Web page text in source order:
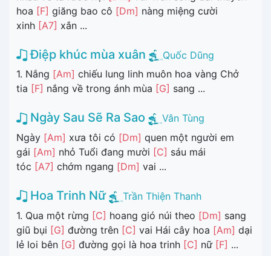
hoa [F] giăng bao cô [Dm] nàng miệng cười
xinh [A7] xắn ...
Điệp khúc mùa xuân
Quốc Dũng
1. Nắng [Am] chiếu lung linh muôn hoa vàng Chở
tia [F] nắng về trong ánh mùa [G] sang ...
Ngày Sau Sẽ Ra Sao
Vân Tùng
Ngày [Am] xưa tôi có [Dm] quen một người em
gái [Am] nhỏ Tuổi đang mười [C] sáu mái
tóc [A7] chớm ngang [Dm] vai ...
Hoa Trinh Nữ
Trần Thiện Thanh
1. Qua một rừng [C] hoang gió núi theo [Dm] sang
giũ bụi [G] đường trên [C] vai Hái cây hoa [Am] dại
lẻ loi bên [G] đường gọi là hoa trinh [C] nữ [F] ...